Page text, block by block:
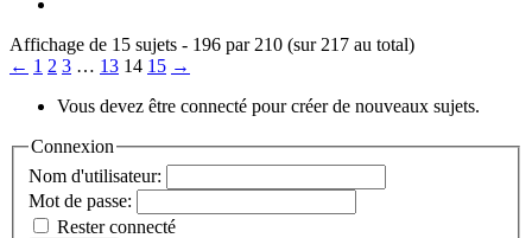
Affichage de 15 sujets - 196 par 210 (sur 217 au total)
← 1 2 3 … 13 14 15 →
Vous devez être connecté pour créer de nouveaux sujets.
Connexion
Nom d'utilisateur:
Mot de passe:
Rester connecté